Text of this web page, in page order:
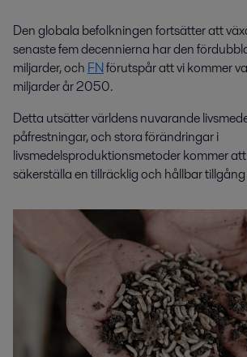
Den globala befolkningen fortsätter att
senaste fem decennierna har den
miljarder, och FNförutspår att vi kommer
miljarder år 2050.
Detta utsätter världens nuvarande
påfrestningar, och stora förändringar i
livsmedelsproduktionsmetoder kommer
säkerställa en tillräcklig och hållbar